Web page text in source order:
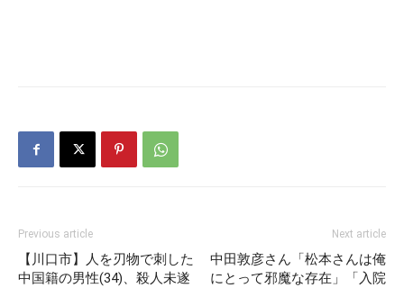
Previous article
【川口市】人を刃物で刺した
中国籍の男性(34)、殺人未遂
Next article
中田敦彦さん「松本さんは俺
にとって邪魔な存在」「入院